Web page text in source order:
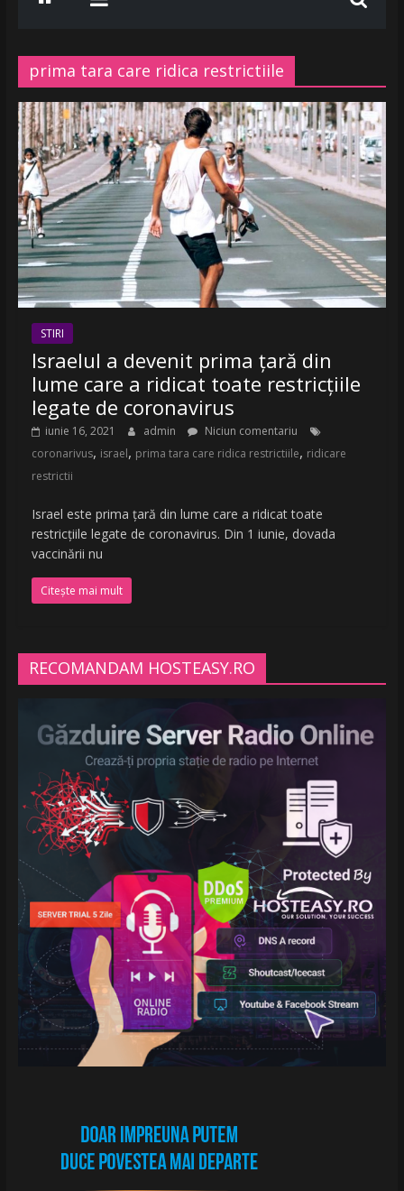
ASCULTA
HITURILE
LA
Radio
Belea
Romania
|
www.radiobelea.ro
prima tara care ridica restrictiile
STIRI
Israelul a devenit prima ţară din
lume care a ridicat toate restricțiile
legate de coronavirus
iunie 16, 2021 admin
Niciun comentariu
coronarivus, israel, prima tara care ridica restrictiile, ridicare
restrictii
Israel este prima ţară din lume care a ridicat toate
restricțiile legate de coronavirus. Din 1 iunie, dovada
vaccinării nu
Citește mai mult
RECOMANDAM HOSTEASY.RO